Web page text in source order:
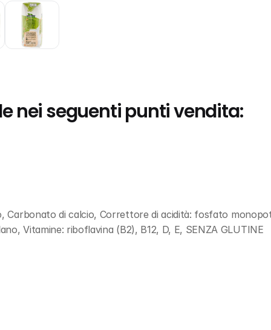
nei seguenti punti vendita:
Carbonato di calcio, Correttore di acidità: fosfato
Vitamine: riboflavina (B2), B12, D, E, SENZA GLUTINE